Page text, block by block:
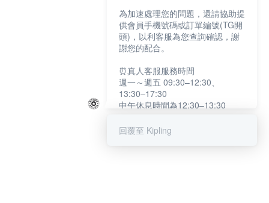
為加速處理您的問題，還請協助提
供會員手機號碼或訂單編號(TG開
頭)，以利客服為您查詢確認，謝
謝您的配合。
⏰真人客服服務時間
週一～週五 09:30–12:30、
13:30–17:30
中午休息時間為12:30–13:30
提醒您：系統會自動已讀訊息，如
回覆至 Kipling